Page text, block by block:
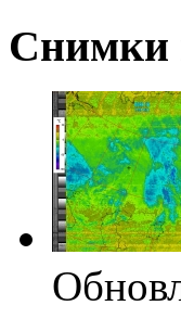
Снимки